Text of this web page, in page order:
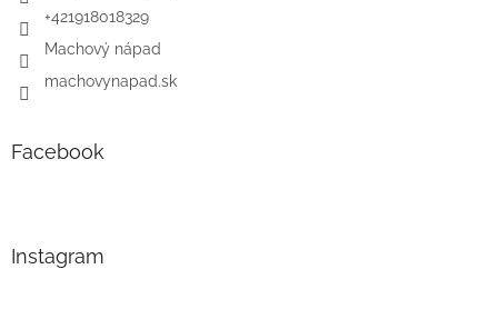
+421918018329
Machový nápad
machovynapad.sk
Facebook
Instagram